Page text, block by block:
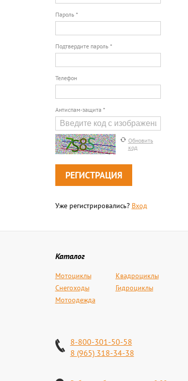
Пароль *
Подтвердите пароль *
Телефон
Антиспам-защита *
Обновить
код
Уже регистрировались? Вход
Каталог
Мотоциклы
Квадроциклы
Снегоходы
Гидроциклы
Мотоодежда
8-800-301-50-58
8 (965) 318-34-38